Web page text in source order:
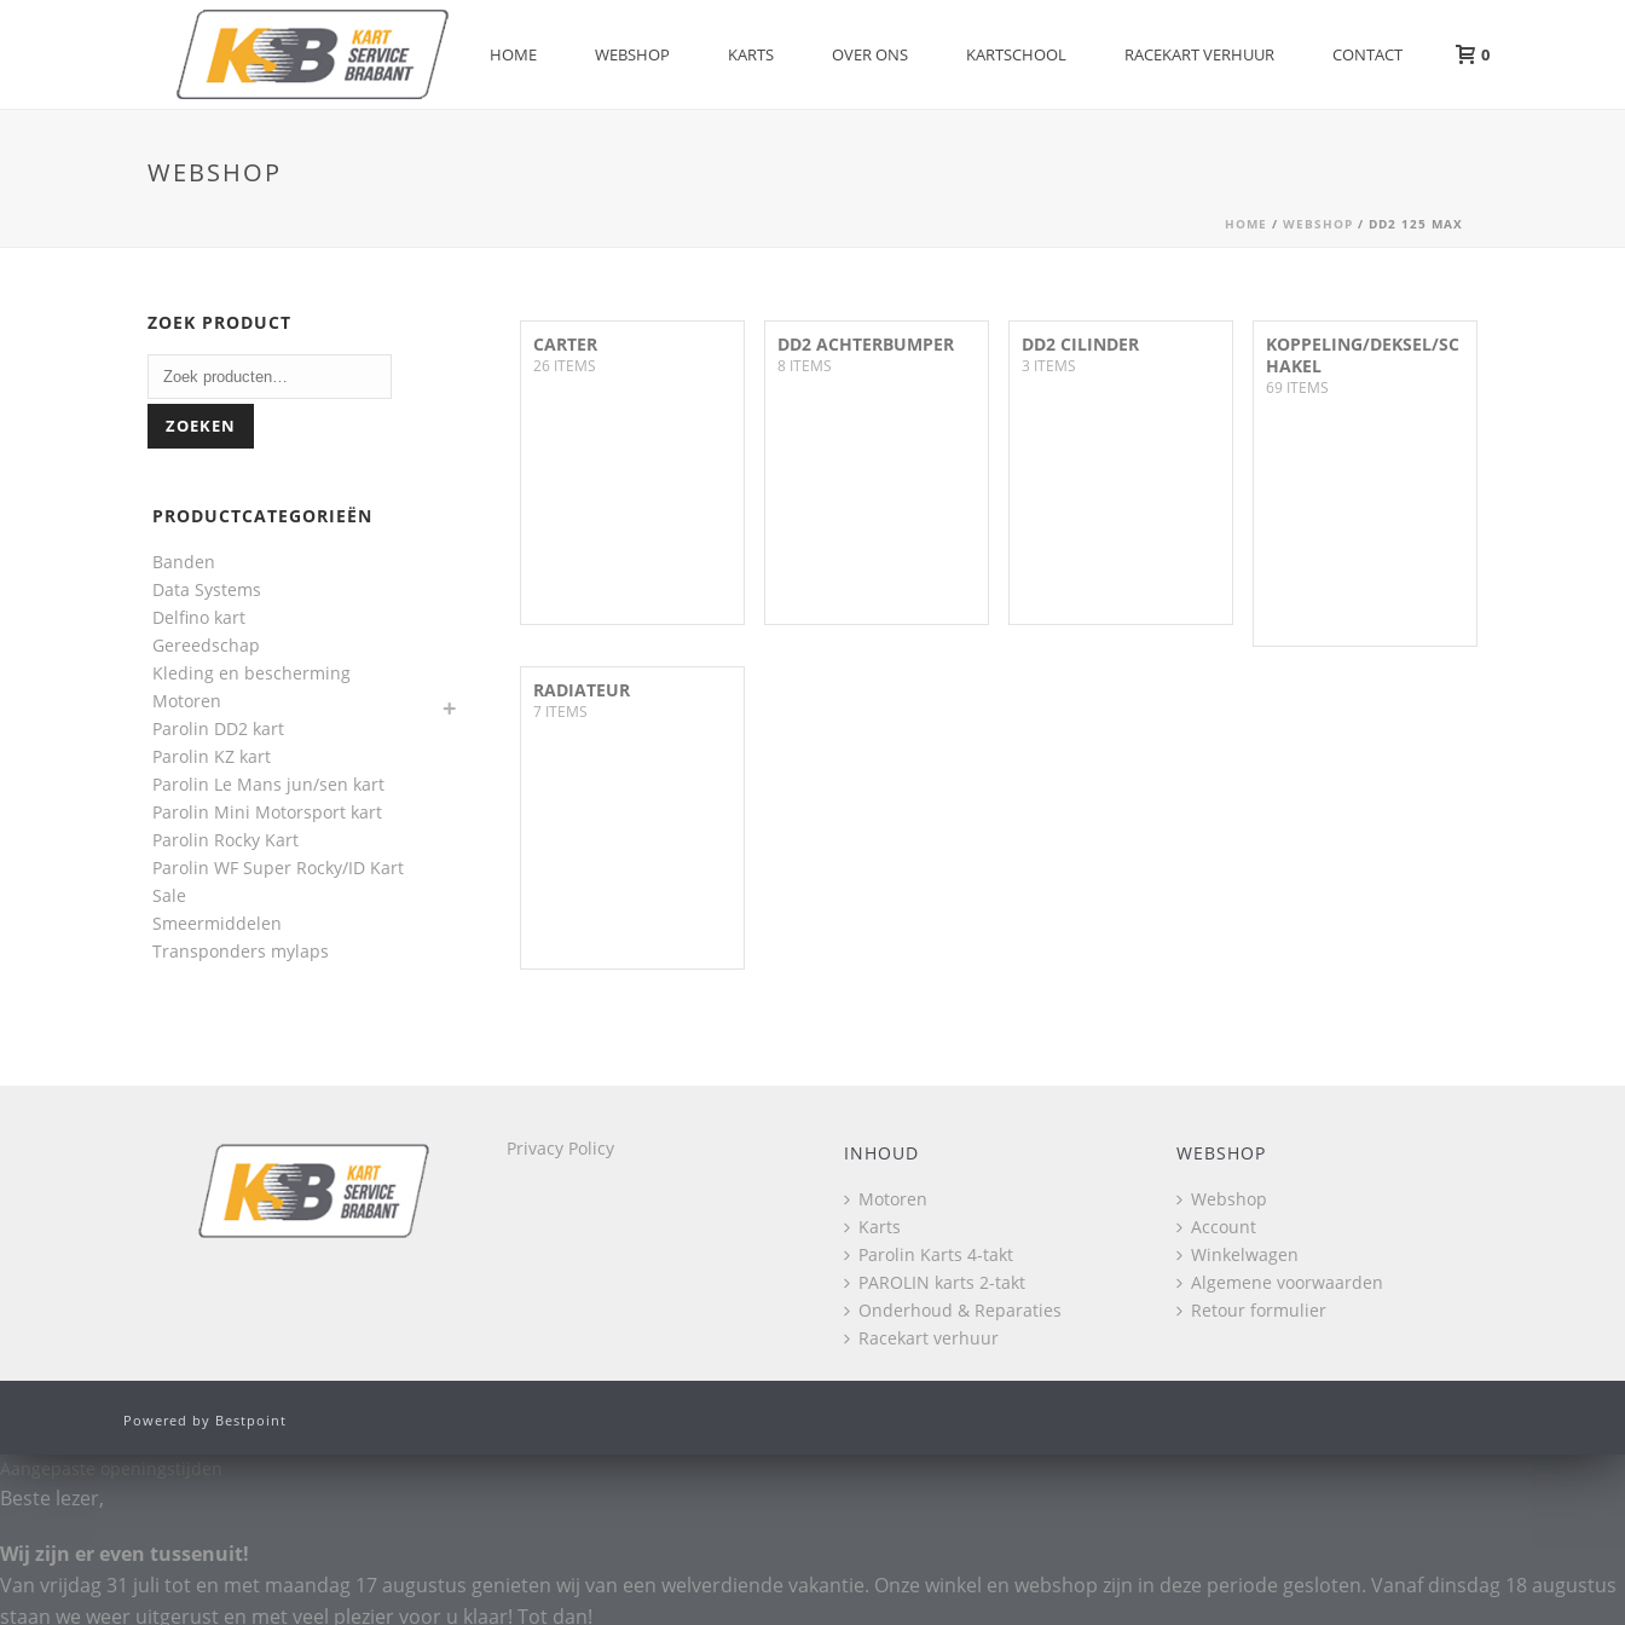
HOME WEBSHOP KARTS OVER ONS KARTSCHOOL RACEKART VERHUUR CONTACT 0
WEBSHOP
HOME / WEBSHOP / DD2 125 MAX
CARTER
26 ITEMS
DD2 ACHTERBUMPER
8 ITEMS
DD2 CILINDER
3 ITEMS
KOPPELING/DEKSEL/SC
HAKEL
69 ITEMS
RADIATEUR
7 ITEMS
ZOEK PRODUCT
ZOEKEN
PRODUCTCATEGORIEËN
Banden
Data Systems
Delfino kart
Gereedschap
Kleding en bescherming
Motoren
Parolin DD2 kart
Parolin KZ kart
Parolin Le Mans jun/sen kart
Parolin Mini Motorsport kart
Parolin Rocky Kart
Parolin WF Super Rocky/ID Kart
Sale
Smeermiddelen
Transponders mylaps
Privacy Policy
INHOUD
Motoren
Karts
Parolin Karts 4-takt
PAROLIN karts 2-takt
Onderhoud & Reparaties
Racekart verhuur
WEBSHOP
Webshop
Account
Winkelwagen
Algemene voorwaarden
Retour formulier
Powered by Bestpoint
Aangepaste openingstijden
Beste lezer,
Wij zijn er even tussenuit!
Van vrijdag 31 juli tot en met maandag 17 augustus genieten wij van een welverdiende vakantie. Onze winkel en webshop zijn in deze periode gesloten. Vanaf dinsdag 18 augustus
staan we weer uitgerust en met veel plezier voor u klaar! Tot dan!